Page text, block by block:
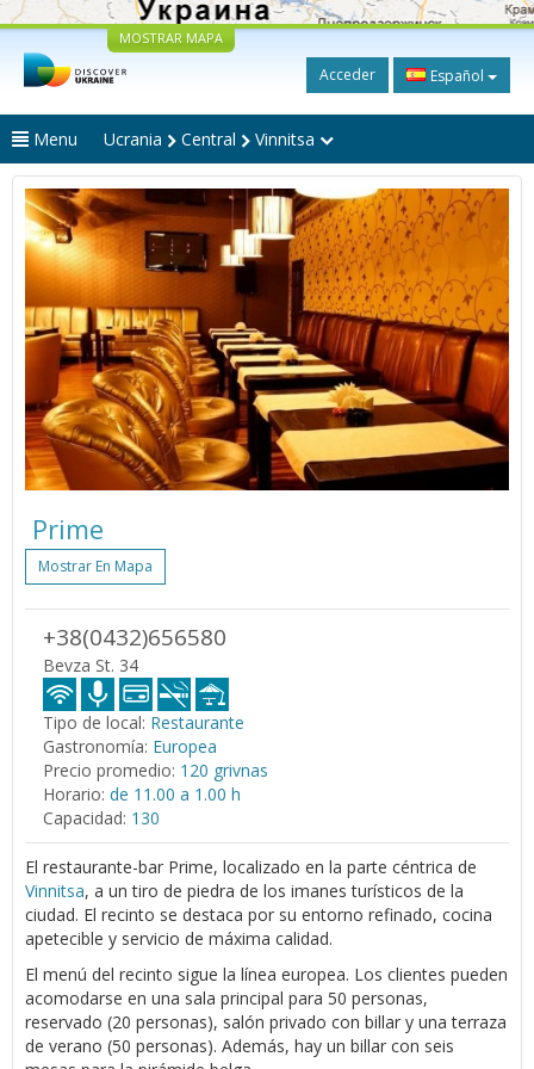
MOSTRAR MAPA
Acceder Español
Menu Ucrania Central Vinnitsa
Prime
Mostrar En Mapa
+38(0432)656580
Bevza St. 34
Tipo de local: Restaurante
Gastronomía: Europea
Precio promedio: 120 grivnas
Horario: de 11.00 a 1.00 h
Capacidad: 130
El restaurante-bar Prime, localizado en la parte céntrica de
Vinnitsa, a un tiro de piedra de los imanes turísticos de la
ciudad. El recinto se destaca por su entorno refinado, cocina
apetecible y servicio de máxima calidad.
El menú del recinto sigue la línea europea. Los clientes pueden
acomodarse en una sala principal para 50 personas,
reservado (20 personas), salón privado con billar y una terraza
de verano (50 personas). Además, hay un billar con seis